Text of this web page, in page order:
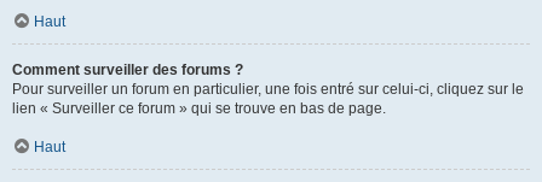
Haut
Comment surveiller des forums ?
Pour surveiller un forum en particulier, une fois entré sur celui-ci, cliquez sur le
lien « Surveiller ce forum » qui se trouve en bas de page.
Haut